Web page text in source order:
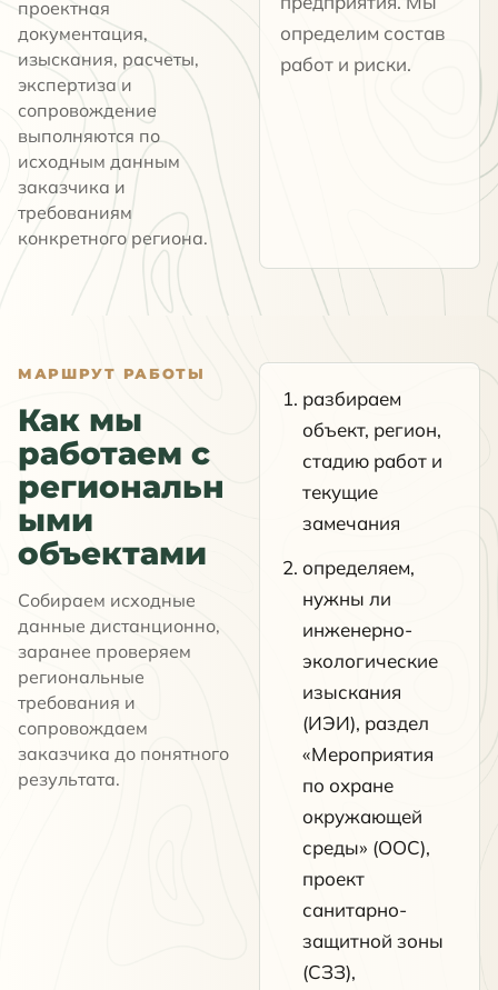
проектная
документация,
изыскания, расчеты,
экспертиза и
сопровождение
выполняются по
исходным данным
заказчика и
требованиям
конкретного региона.
определим состав
работ и риски.
МАРШРУТ РАБОТЫ
Как мы
работаем с
региональн
ыми
объектами
Собираем исходные
данные дистанционно,
заранее проверяем
региональные
требования и
сопровождаем
заказчика до понятного
результата.
разбираем
объект, регион,
стадию работ и
текущие
замечания
определяем,
нужны ли
инженерно-
экологические
изыскания
(ИЭИ), раздел
«Мероприятия
по охране
окружающей
среды» (ООС),
проект
санитарно-
защитной зоны
(СЗЗ),